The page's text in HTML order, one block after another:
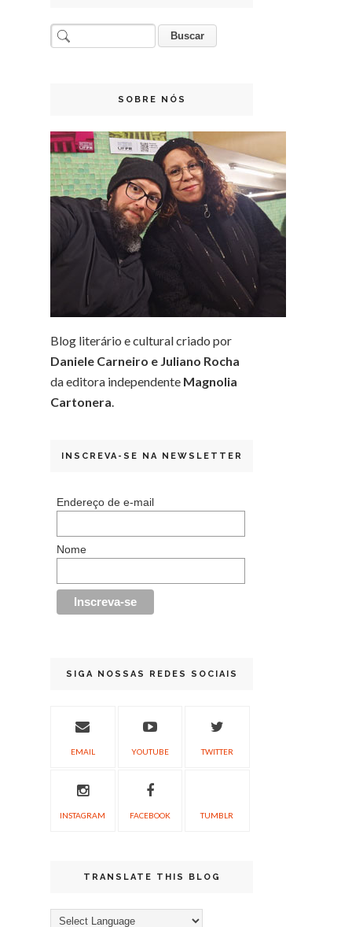
SOBRE NÓS
Blog literário e cultural criado por
Daniele Carneiro e Juliano Rocha
da editora independente Magnolia
Cartonera.
INSCREVA-SE NA NEWSLETTER
Endereço de e-mail
Nome
SIGA NOSSAS REDES SOCIAIS
EMAIL YOUTUBE TWITTER
INSTAGRAM FACEBOOK TUMBLR
TRANSLATE THIS BLOG